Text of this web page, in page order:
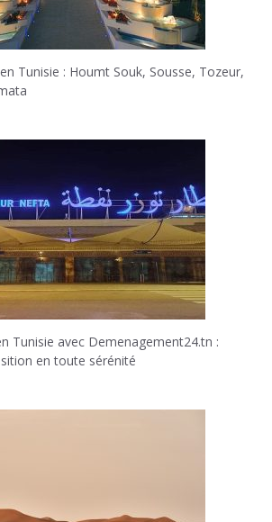
Tunisie : Houmt Souk, Sousse, Tozeur,
Tunisie avec Demenagement24.tn :
en toute sérénité